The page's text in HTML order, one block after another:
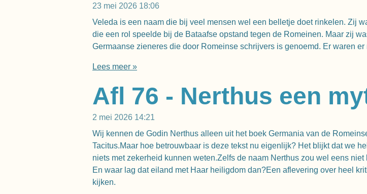
23 mei 2026 18:06
Veleda is een naam die bij veel mensen wel een belletje doet rinkelen. Zij
die een rol speelde bij de Bataafse opstand tegen de Romeinen. Maar zij
Germaanse zieneres die door Romeinse schrijvers is genoemd. Er waren
Lees meer »
Afl 76 - Nerthus een
2 mei 2026 14:21
Wij kennen de Godin Nerthus alleen uit het boek Germania van de
Tacitus.Maar hoe betrouwbaar is deze tekst nu eigenlijk? Het blijkt dat we
niets met zekerheid kunnen weten.Zelfs de naam Nerthus zou wel eens niet
En waar lag dat eiland met Haar heiligdom dan?Een aflevering over heel
kijken.